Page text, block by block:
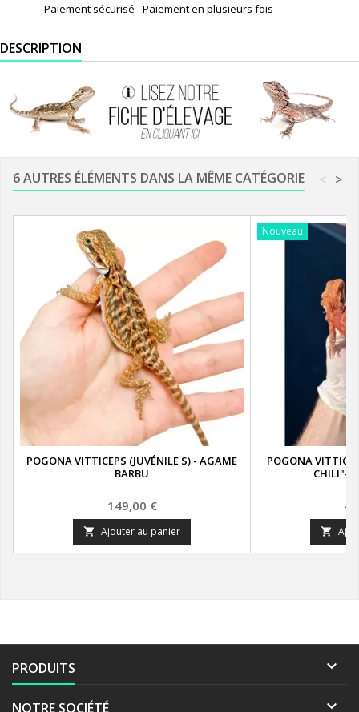
Paiement sécurisé - Paiement en plusieurs fois
DESCRIPTION
6 AUTRES ÉLÉMENTS DANS LA MÊME CATÉGORIE >
<
POGONA VITTICEPS (JUVÉNILE S) - AGAME
BARBU
Prix
149,00 €
 Ajouter au panier
Nouveau
POGONA
CHILI"-

PRODUITS 
NOTRE SOCIÉTÉ 